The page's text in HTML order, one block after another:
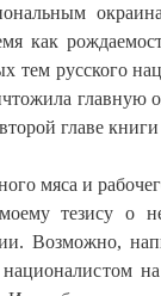
как
тем русского
главе
мяса и
тезису о
Возможно,